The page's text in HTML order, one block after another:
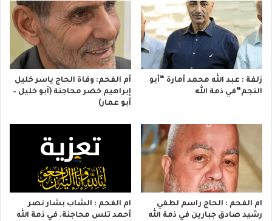
زلفة : عبد الله محمد أمارة “أبو
النجم”في ذمة الله
أم الفحم: وفاة الحاج ياسر خليل
إبراهيم خضر محاجنة (أبو خليل –
أبو عمار)
ام الفحم : الحاج راسم لطفي
رشيد صادق جبارين في ذمة الله
ام الفحم : الشاب بشار نصر
أحمد تلس محاجنة. في ذمة الله